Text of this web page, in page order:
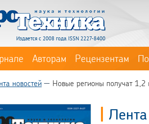
Издается с 2008 года. ISSN 2227-8400
Авторам Рецензентам
новостей Новые регионы получат 1,2